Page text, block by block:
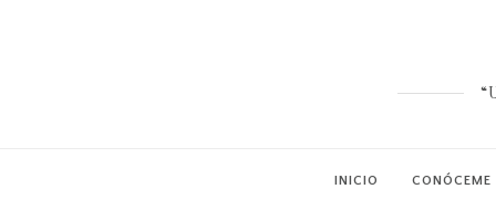
INICIO CONÓCEME